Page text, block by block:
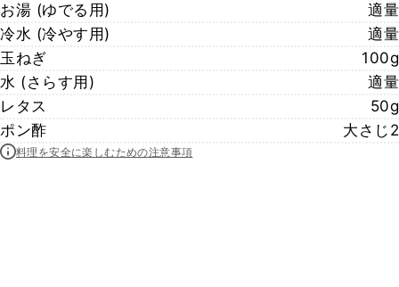
お湯 (ゆでる用)
適量
冷水 (冷やす用)
適量
玉ねぎ
100g
水 (さらす用)
適量
レタス
50g
ポン酢
大さじ2
料理を安全に楽しむための注意事項